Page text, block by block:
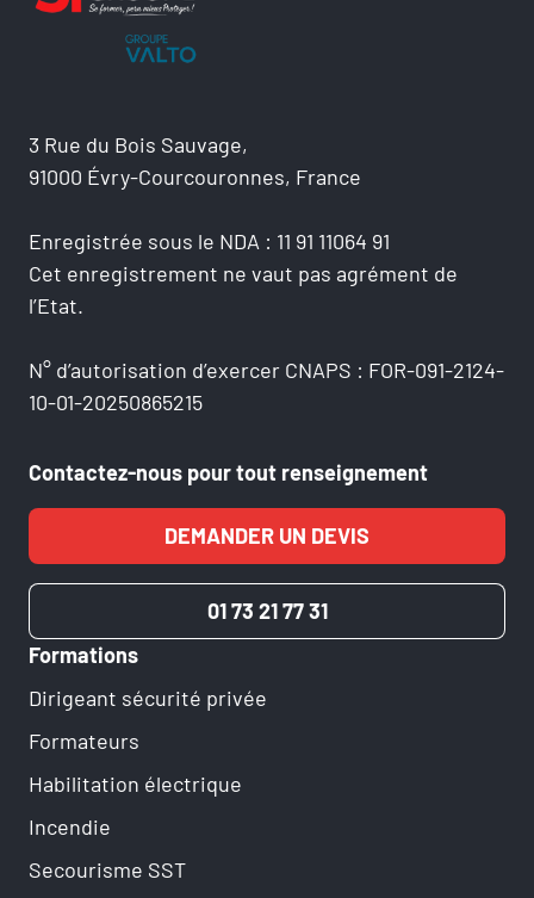
3 Rue du Bois Sauvage,
91000 Évry-Courcouronnes, France
Enregistrée sous le NDA : 11 91 11064 91
Cet enregistrement ne vaut pas agrément de
l’Etat.
N° d’autorisation d’exercer CNAPS : FOR-091-2124-
10-01-20250865215
Contactez-nous pour tout renseignement
DEMANDER UN DEVIS
01 73 21 77 31
Formations
Dirigeant sécurité privée
Formateurs
Habilitation électrique
Incendie
Secourisme SST